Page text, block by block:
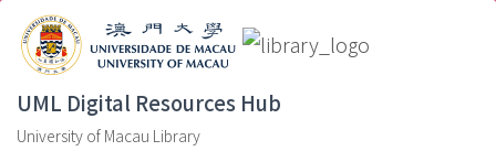
UML Digital Resources Hub
University of Macau Library